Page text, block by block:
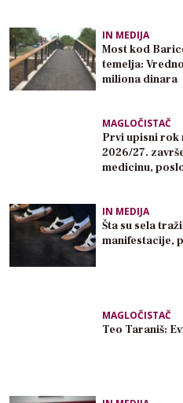
IN MEDIJA
Most kod
temelja:
miliona dinara
MAGLOČISTAČ
Prvi upisni rok
2026/27.
medicinu,
IN MEDIJA
Šta su sela
manifestacije,
MAGLOČISTAČ
Teo Taraniš: